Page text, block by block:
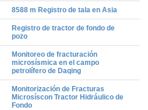
8588 m Registro de tala en Asia
Registro de tractor de fondo de
pozo
Monitoreo de fracturación
microsísmica en el campo
petrolífero de Daqing
Monitorización de Fracturas
Microsíscon Tractor Hidráulico de
Fondo